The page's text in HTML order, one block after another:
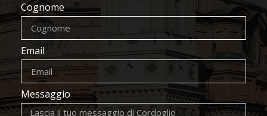
Cognome
Email
Messaggio